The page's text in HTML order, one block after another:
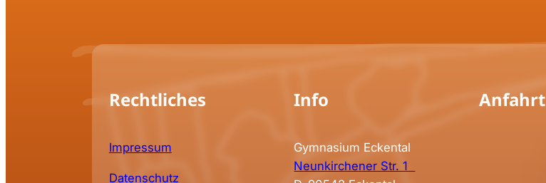
Rechtliches
Impressum
Datenschutz
Info
Gymnasium Eckental
Neunkirchener Str. 1
Anfahrt